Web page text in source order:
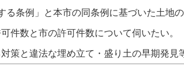
る条例」と本市の同条例に基づいた土地
件数と市の許可件数について伺いたい。
策と違法な埋め立て・盛り土の早期発見